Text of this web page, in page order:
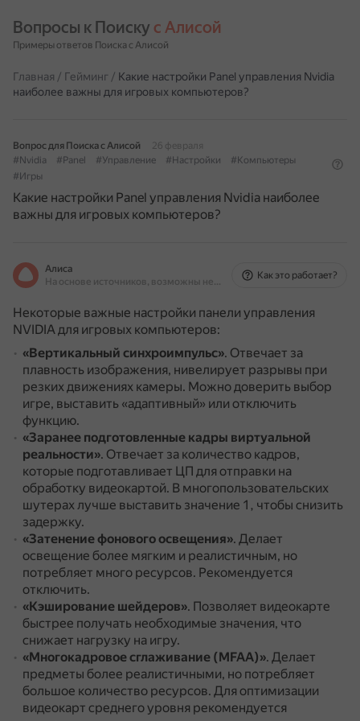
Вопросы к Поиску с Алисой
Примеры ответов Поиска с Алисой
Главная / Гейминг / Какие настройки Panel управления Nvidia
наиболее важны для игровых компьютеров?
Вопрос для Поиска с Алисой
26 февраля
#Nvidia
#Panel #Управление #Настройки
#Компьютеры
#Игры
Какие настройки Panel управления Nvidia наиболее
важны для игровых компьютеров?
Алиса
На основе источников, возможны неточности
Как это работает?
Некоторые важные настройки панели управления
NVIDIA для игровых компьютеров:
«Вертикальный синхроимпульс». Отвечает за
плавность изображения, нивелирует разрывы при
резких движениях камеры. Можно доверить выбор
игре, выставить «адаптивный» или отключить
функцию.
«Заранее подготовленные кадры виртуальной
реальности». Отвечает за количество кадров,
которые подготавливает ЦП для отправки на
обработку видеокартой. В многопользовательских
шутерах лучше выставить значение 1, чтобы снизить
задержку.
«Затенение фонового освещения». Делает
освещение более мягким и реалистичным, но
потребляет много ресурсов. Рекомендуется
отключить.
«Кэширование шейдеров». Позволяет видеокарте
быстрее получать необходимые значения, что
снижает нагрузку на игру.
«Многокадровое сглаживание (MFAA)». Делает
предметы более реалистичными, но потребляет
большое количество ресурсов. Для оптимизации
видеокарт среднего уровня рекомендуется